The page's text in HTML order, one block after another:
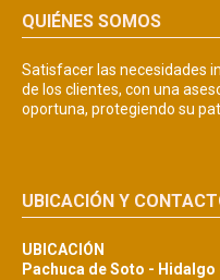
QUIÉNES SOMOS
Satisfacer las necesidades
de los clientes, con una
oportuna, protegiendo su
UBICACIÓN Y
UBICACIÓN
Pachuca de Soto - Hidalgo